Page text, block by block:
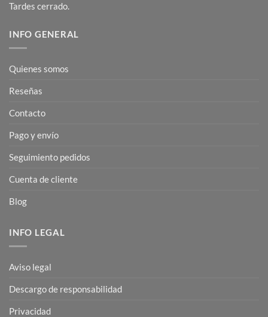
Tardes cerrado.
INFO GENERAL
Quienes somos
Reseñas
Contacto
Pago y envío
Seguimiento pedidos
Cuenta de cliente
Blog
INFO LEGAL
Aviso legal
Descargo de responsabilidad
Privacidad